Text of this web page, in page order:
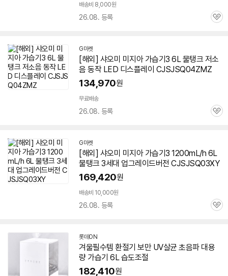
배송비 8,000원
26.08. 등록
관
G마켓
[해외] 샤오미 미지아 가습기3 6L물탱크 저소
음 동작 LED 디스플레이 CJSJSQ04ZMZ
134,970원
무료배송
26.08. 등록
관
G마켓
[해외] 샤오미 미지아 가습기3 1200mL/h 6L
물탱크 3세대 업그레이드버전 CJSJSQ03XY
169,420원
배송비 10,000원
26.08. 등록
관
롯데ON
겨울필수템 환절기 보만 UV살균 초음파 대용
량 가습기 6L습도조절
182,410원